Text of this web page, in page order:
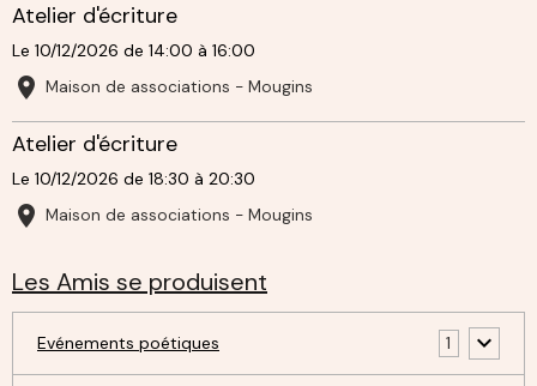
Atelier d'écriture
Le 10/12/2026 de 14:00 à 16:00
Maison de associations - Mougins
Atelier d'écriture
Le 10/12/2026 de 18:30 à 20:30
Maison de associations - Mougins
Les Amis se produisent
Evénements poétiques 1